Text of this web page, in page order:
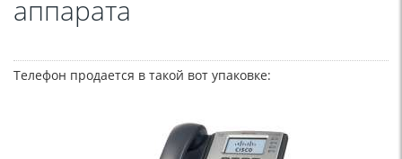
аппарата
Телефон продается в такой вот упаковке: